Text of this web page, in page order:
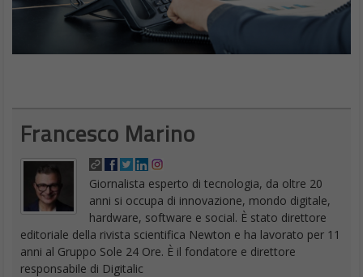
Francesco Marino
Giornalista esperto di tecnologia, da oltre 20
anni si occupa di innovazione, mondo digitale,
hardware, software e social. È stato direttore
editoriale della rivista scientifica Newton e ha lavorato per 11
anni al Gruppo Sole 24 Ore. È il fondatore e direttore
responsabile di Digitalic